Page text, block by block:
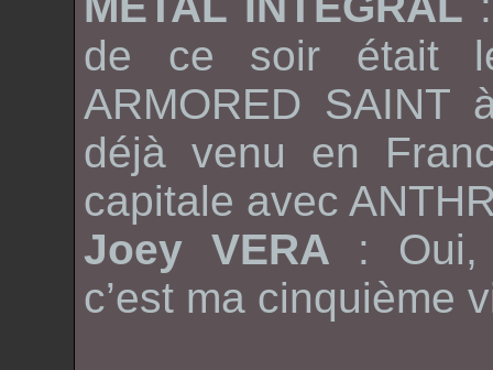
de ce soir était
ARMORED SAINT
déjà venu en
capitale avec
Joey VERA : Oui,
c’est ma cinquième